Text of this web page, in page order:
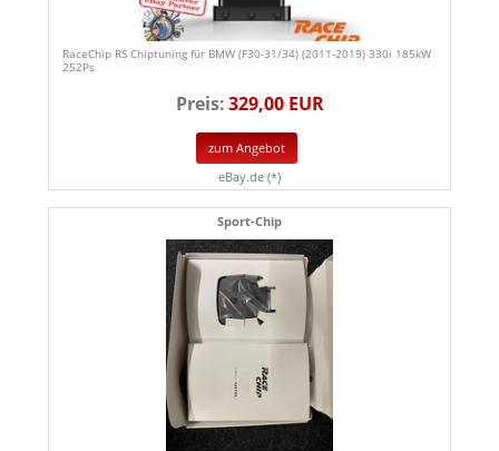
RaceChip RS Chiptuning für BMW (F30-31/34) (2011-2019) 330i 185kW
252Ps
Preis:329,00 EUR
zum Angebot
eBay.de (*)
Sport-Chip